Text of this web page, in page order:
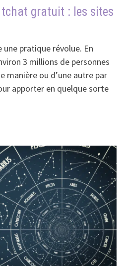
gratuit : les sites
une pratique révolue. En
3 millions de personnes
manière ou d’une autre par
apporter en quelque sorte